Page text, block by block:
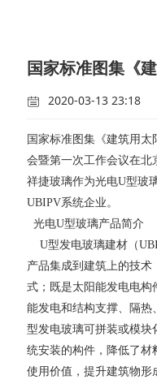
2020-03-13 23:18
国家标准图集《建筑用
会暨第一次工作会议在北
祥捷玻璃作为光电U型玻
UBIPV系统企业。
光电U型玻璃产品简介
U型发电玻璃建材（
产品集成到建筑上的技
式；既是太阳能发电电构
能发电和结构支撑、隔热
型发电玻璃可拼装或模块
统安装的构件，降低了材
使用价值，提升建筑物形